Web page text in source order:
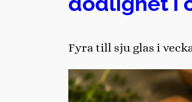
Fyra till sju glas i